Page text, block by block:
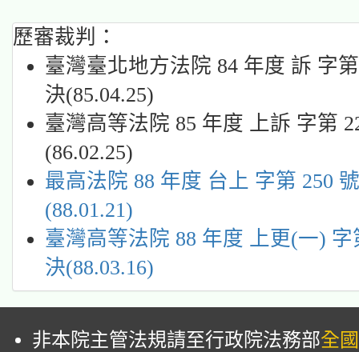
歷審裁判：
臺灣臺北地方法院 84 年度 訴 字
決(85.04.25)
臺灣高等法院 85 年度 上訴 字第
(86.02.25)
最高法院 88 年度 台上 字第 250
(88.01.21)
臺灣高等法院 88 年度 上更(一) 字
決(88.03.16)
非本院主管法規請至行政院法務部全